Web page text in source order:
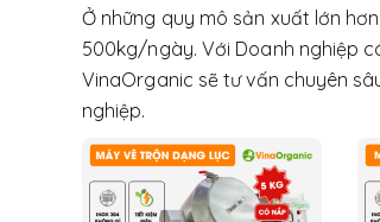
Ở những quy mô sản xuất lớn
500kg/ngày. Với Doanh nghiệp
VinaOrganic sẽ tư vấn chuyên
nghiệp.